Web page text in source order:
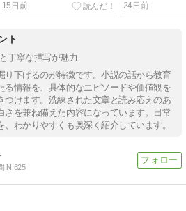
15日前
24日前
ト
丁寧な描写が魅力
り下げるのが特徴です。小説の話から教育
る情報を、具体的なエピソードや価値観を
つけます。洗練された文章と読み応えのあ
さを兼ね備えた内容になっています。日常
わかりやすくも奥深く紹介しています。
IN:625